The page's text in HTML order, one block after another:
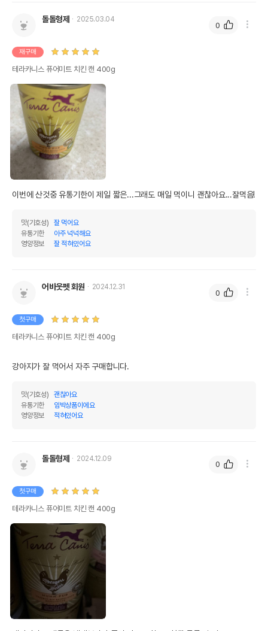
또는 소비자상담 관련
전화번호
어바웃펫//1644-9601
유통기한
이후인 상품이 출고됩니다.
단, 상품명에 유통기한 명시된 경우, 해당
돌돌형제 2025.03.04
재구매
테라카니스 퓨어미트 치킨 캔 400g
이번에 산것중 유통기한이 제일 짧은...그래도 매일 먹이니 괜찮아요...잘먹음!
맛(기호성)
잘 먹어요
유통기한
아주 넉넉해요
영양정보
잘 적혀있어요
0
어바웃펫 회원 2024.12.31
첫구매
테라카니스 퓨어미트 치킨 캔 400g
강아지가 잘 먹어서 자주 구매합니다.
맛(기호성)
괜찮아요
유통기한
임박상품이에요
영양정보
적혀있어요
0
돌돌형제 2024.12.09
첫구매
테라카니스 퓨어미트 치킨 캔 400g
0